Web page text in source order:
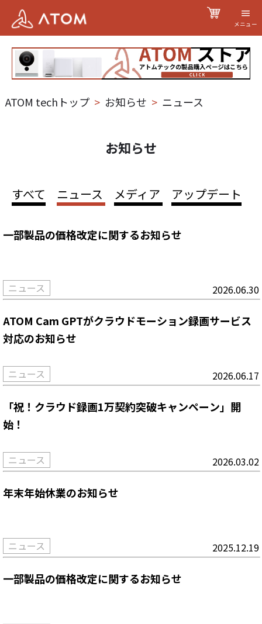
メニュー
ATOM techトップ > お知らせ > ニュース
お知らせ
すべて ニュース メディア アップデート
一部製品の価格改定に関するお知らせ
ニュース 2026.06.30
ATOM Cam GPTがクラウドモーション録画サービス
対応のお知らせ
ニュース 2026.06.17
「祝！クラウド録画1万契約突破キャンペーン」開
始！
ニュース 2026.03.02
年末年始休業のお知らせ
ニュース 2025.12.19
一部製品の価格改定に関するお知らせ